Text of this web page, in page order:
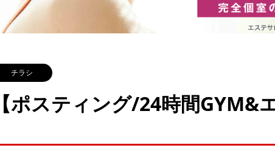
チラシ
【ポスティング/24時間GYM&